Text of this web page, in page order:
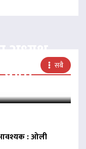
सबै
अध्यक्ष
आवश्यक : ओली